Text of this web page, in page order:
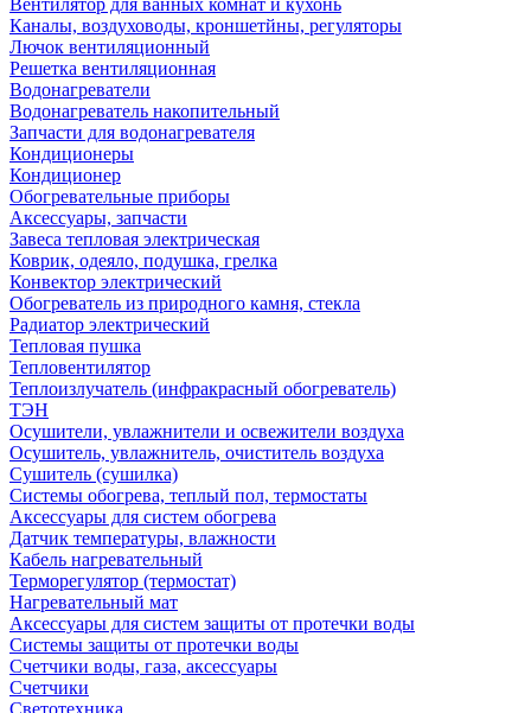
Вентилятор для ванных комнат и кухонь
Каналы, воздуховоды, кроншетйны, регуляторы
Лючок вентиляционный
Решетка вентиляционная
Водонагреватели
Водонагреватель накопительный
Запчасти для водонагревателя
Кондиционеры
Кондиционер
Обогревательные приборы
Аксессуары, запчасти
Завеса тепловая электрическая
Коврик, одеяло, подушка, грелка
Конвектор электрический
Обогреватель из природного камня, стекла
Радиатор электрический
Тепловая пушка
Тепловентилятор
Теплоизлучатель (инфракрасный обогреватель)
ТЭН
Осушители, увлажнители и освежители воздуха
Осушитель, увлажнитель, очиститель воздуха
Сушитель (сушилка)
Системы обогрева, теплый пол, термостаты
Аксессуары для систем обогрева
Датчик температуры, влажности
Кабель нагревательный
Терморегулятор (термостат)
Нагревательный мат
Аксессуары для систем защиты от протечки воды
Системы защиты от протечки воды
Счетчики воды, газа, аксессуары
Счетчики
Светотехника